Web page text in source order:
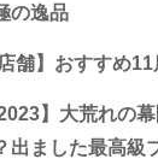
の逸品
舗】おすすめ
】大荒れの
出ました最高級